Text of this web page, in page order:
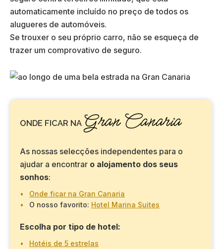
automaticamente incluído no preço de todos os
alugueres de automóveis.
Se trouxer o seu próprio carro, não se esqueça de
trazer um comprovativo de seguro.
ONDE FICAR NA Gran Canaria
As nossas selecções independentes para o
ajudar a encontrar o alojamento dos seus
sonhos:
Onde ficar na Gran Canaria
O nosso favorito: Hotel Marina Suites
Escolha por tipo de hotel:
Hotéis de 5 estrelas